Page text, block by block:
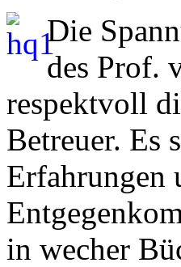
Die
des Prof.
respektvoll
Betreuer. Es
Erfahrungen
in wecher